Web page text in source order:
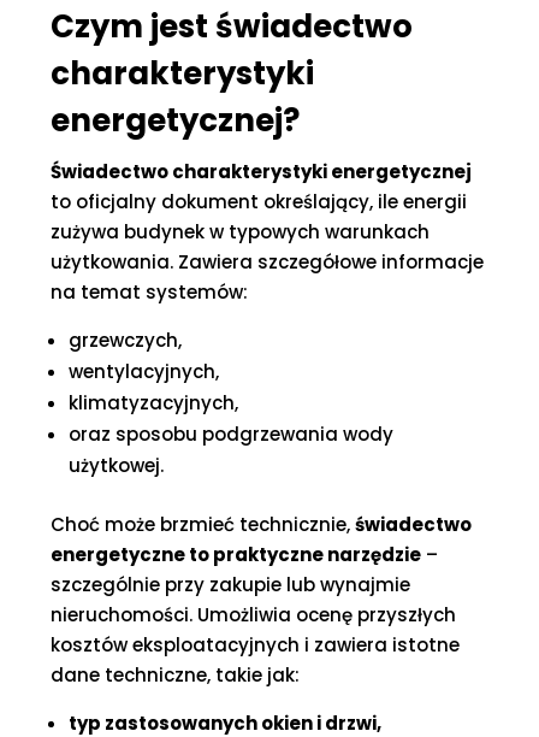
Czym jest świadectwo
charakterystyki
energetycznej?
Świadectwo charakterystyki energetycznej
to oficjalny dokument określający, ile energii
zużywa budynek w typowych warunkach
użytkowania. Zawiera szczegółowe informacje
na temat systemów:
grzewczych,
wentylacyjnych,
klimatyzacyjnych,
oraz sposobu podgrzewania wody
użytkowej.
Choć może brzmieć technicznie,świadectwo
energetyczne to praktyczne narzędzie –
szczególnie przy zakupie lub wynajmie
nieruchomości. Umożliwia ocenę przyszłych
kosztów eksploatacyjnych i zawiera istotne
dane techniczne, takie jak:
typ zastosowanych okien i drzwi,